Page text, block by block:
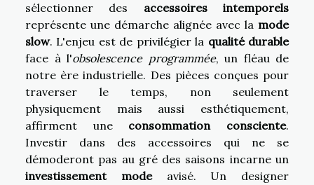
sélectionner des accessoires intemporels
représente une démarche alignée avec la mode
slow. L'enjeu est de privilégier la qualité durable
face à l'obsolescence programmée, un fléau de
notre ère industrielle. Des pièces conçues pour
traverser le temps, non seulement
physiquement mais aussi esthétiquement,
affirment une consommation consciente.
Investir dans des accessoires qui ne se
démoderont pas au gré des saisons incarne un
investissement modeavisé. Un designer